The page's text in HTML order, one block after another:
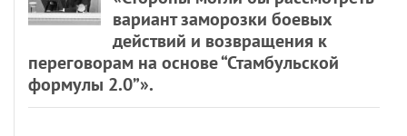
вариант заморозки боевых
действий и возвращения к
переговорам на основе “Стамбульской
формулы 2.0”».